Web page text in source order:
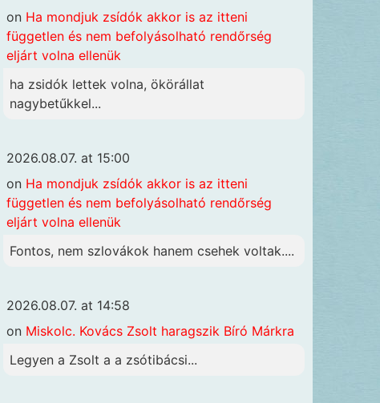
on Ha mondjuk zsídók akkor is az itteni
független és nem befolyásolható rendőrség
eljárt volna ellenük
ha zsidók lettek volna, ökörállat
nagybetűkkel...
2026.08.07. at 15:00
on Ha mondjuk zsídók akkor is az itteni
független és nem befolyásolható rendőrség
eljárt volna ellenük
Fontos, nem szlovákok hanem csehek voltak....
2026.08.07. at 14:58
on Miskolc. Kovács Zsolt haragszik Bíró Márkra
Legyen a Zsolt a a zsótibácsi...